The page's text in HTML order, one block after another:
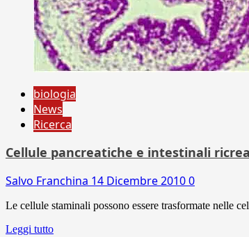
biologia
News
Ricerca
Cellule pancreatiche e intestinali
Salvo Franchina 14 Dicembre 20100
Le cellule staminali possono essere trasformate nelle
Leggi tutto